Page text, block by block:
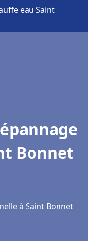
eau Saint
Bonnet
à Saint Bonnet